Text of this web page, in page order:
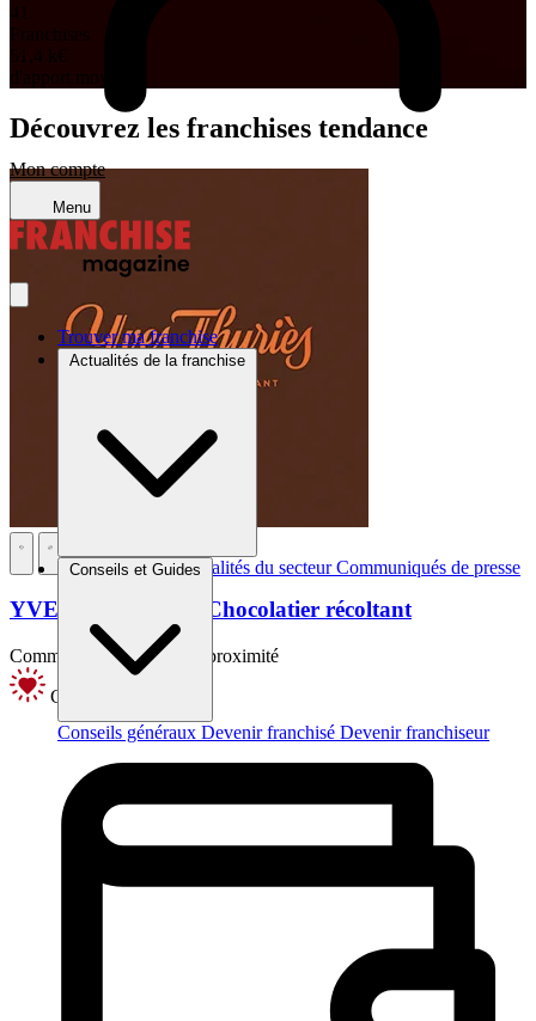
Mon compte
Menu
Trouver ma franchise
Actualités de la franchise
Brèves et actus Actualités du secteur Communiqués de presse
Conseils et Guides
Conseils généraux Devenir franchisé Devenir franchiseur
41
Franchises
51,4 k€
d'apport moyen
Découvrez les franchises tendance
YVES THURIES – Chocolatier récoltant
Commerce alimentaire de proximité
Coup de coeur